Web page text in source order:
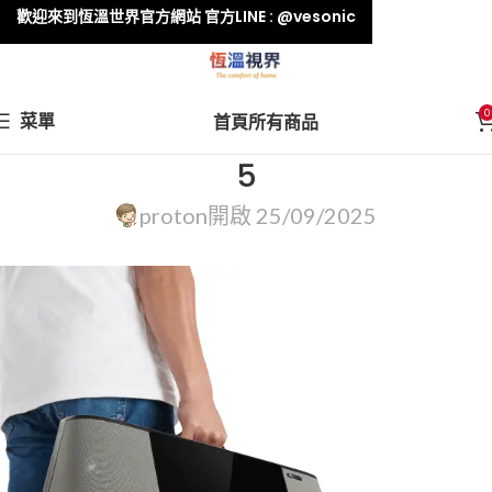
菜單 首頁所有商品 0
5
proton開啟 25/09/2025
歡迎來到恆溫世界官方網站 官方LINE : @vesonic